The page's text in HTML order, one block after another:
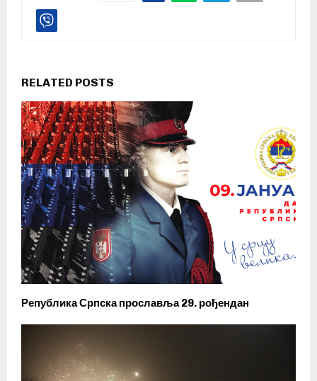
RELATED POSTS
Република Српска прославља 29. рођендан